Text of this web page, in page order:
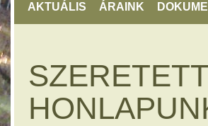
AKTUÁLIS ÁRAINK